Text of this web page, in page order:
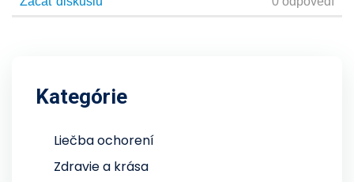
Kategórie
Liečba ochorení
Zdravie a krása